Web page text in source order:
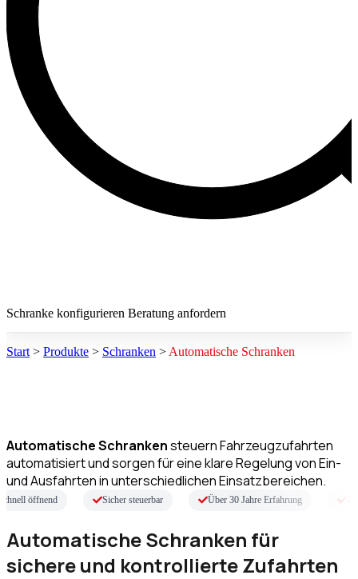
Schranke konfigurieren Beratung anfordern
Start > Produkte > Schranken > Automatische Schranken
Automatische Schrankensteuern Fahrzeugzufahrten
automatisiert und sorgen für eine klare Regelung von Ein-
und Ausfahrten in unterschiedlichen Einsatzbereichen.
öffnend Sicher steuerbar Über 30 Jahre Erfahrung
Automatische Schranken für
sichere und kontrollierte Zufahrten